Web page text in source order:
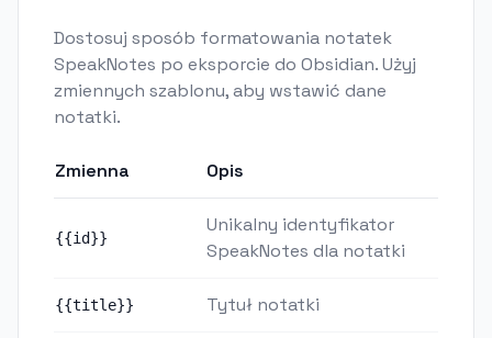
Dostosuj sposób formatowania notatek
SpeakNotes po eksporcie do Obsidian. Użyj
zmiennych szablonu, aby wstawić dane
notatki.
Zmienna Opis
{{id}}
Unikalny identyfikator
SpeakNotes dla notatki
{{title}} Tytuł notatki